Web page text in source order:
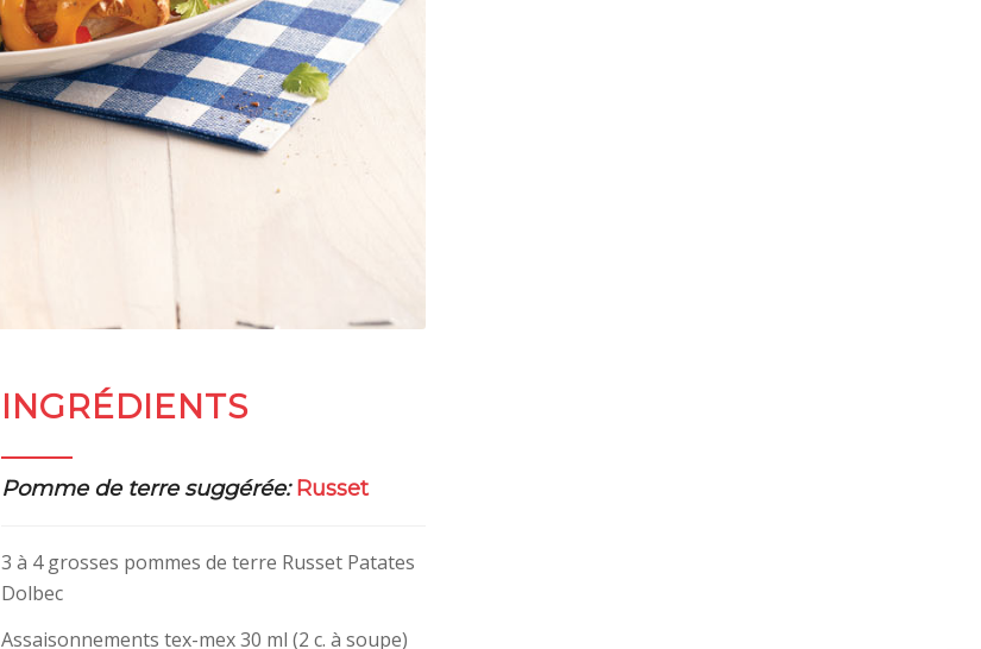
INGRÉDIENTS
Pomme de terre suggérée: Russet
3 à 4 grosses pommes de terre Russet Patates
Dolbec
Assaisonnements tex-mex 30 ml (2 c. à soupe)